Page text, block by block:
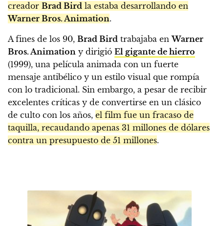
creador Brad Bird la estaba desarrollando en
Warner Bros. Animation.
A fines de los 90, Brad Bird trabajaba enWarner
Bros. Animation y dirigió El gigante de hierro
(1999), una película animada con un fuerte
mensaje antibélico y un estilo visual que rompía
con lo tradicional. Sin embargo, a pesar de recibir
excelentes críticas y de convertirse en un clásico
de culto con los años, el film fue un fracaso de
taquilla, recaudando apenas 31 millones de dólares
contra un presupuesto de 51 millones.